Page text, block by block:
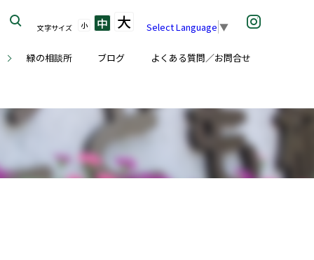
緑の相談所 ブログ よくある質問／お問合せ
文字サイズ 小 中 大 Select Language ▼